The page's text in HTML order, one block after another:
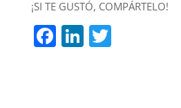
¡SI TE GUSTÓ, COMPÁRTELO!
F Li T